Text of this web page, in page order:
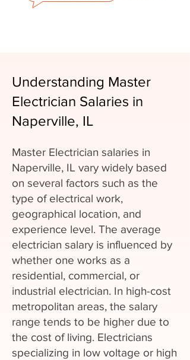
Understanding Master
Electrician Salaries in
Naperville, IL
Master Electrician salaries in
Naperville, IL vary widely based
on several factors such as the
type of electrical work,
geographical location, and
experience level. The average
electrician salary is influenced by
whether one works as a
residential, commercial, or
industrial electrician. In high-cost
metropolitan areas, the salary
range tends to be higher due to
the cost of living. Electricians
specializing in low voltage or high